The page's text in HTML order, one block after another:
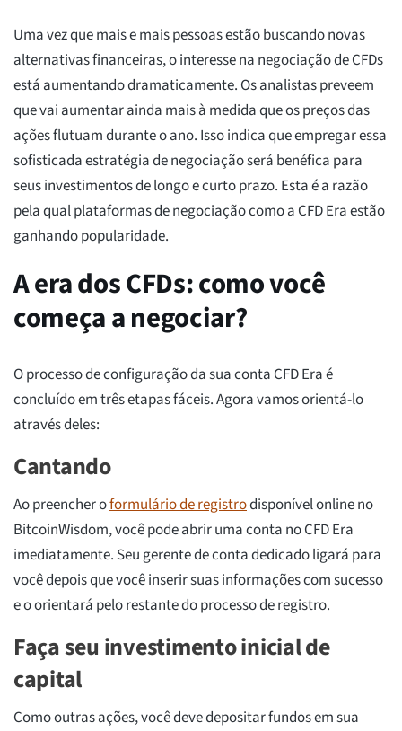
Uma vez que mais e mais pessoas estão buscando novas
alternativas financeiras, o interesse na negociação de CFDs
está aumentando dramaticamente. Os analistas preveem
que vai aumentar ainda mais à medida que os preços das
ações flutuam durante o ano. Isso indica que empregar essa
sofisticada estratégia de negociação será benéfica para
seus investimentos de longo e curto prazo. Esta é a razão
pela qual plataformas de negociação como a CFD Era estão
ganhando popularidade.
A era dos CFDs: como você
começa a negociar?
O processo de configuração da sua conta CFD Era é
concluído em três etapas fáceis. Agora vamos orientá-lo
através deles:
Cantando
Ao preencher oformulário de registrodisponível online no
BitcoinWisdom, você pode abrir uma conta no CFD Era
imediatamente. Seu gerente de conta dedicado ligará para
você depois que você inserir suas informações com sucesso
e o orientará pelo restante do processo de registro.
Faça seu investimento inicial de
capital
Como outras ações, você deve depositar fundos em sua